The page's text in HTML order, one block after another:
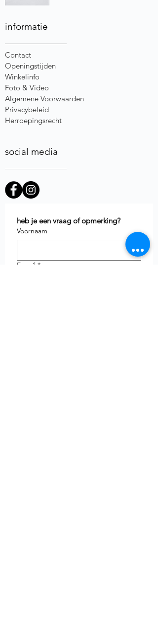
informatie
Contact
Openingstijden
Winkelinfo
Foto & Video
Algemene Voorwaarden
Privacybeleid
Herroepingsrecht
social media
heb je een vraag of opmerking?
Voornaam
E-mail *